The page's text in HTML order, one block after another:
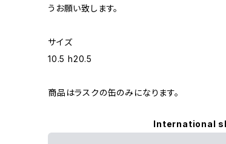
うお願い致します。
サイズ
10.5 h20.5
商品はラスクの缶のみになります。
International